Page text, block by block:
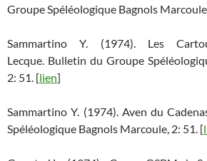
Groupe Spéléologique Bagnols
Sammartino Y. (1974). Les
Lecque. Bulletin du Groupe
2: 51. [lien]
Sammartino Y. (1974). Aven du
Spéléologique Bagnols Marcoule, 2: 51. [